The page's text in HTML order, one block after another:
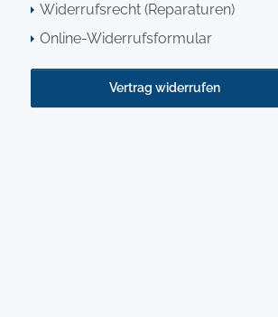
Widerrufsrecht (Reparaturen)
Online-Widerrufsformular
Vertrag widerrufen